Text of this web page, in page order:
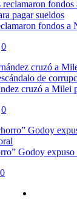
fondos a
0
cruzó a Milei
0
Godoy expuso
0